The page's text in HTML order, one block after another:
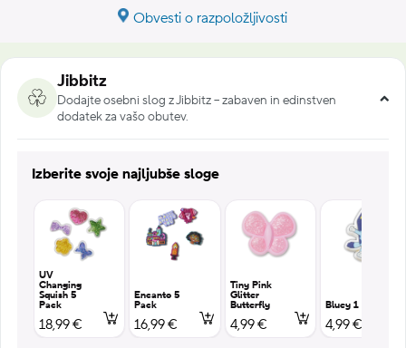
Obvesti o razpoložljivosti
Jibbitz
Dodajte osebni slog z Jibbitz – zabaven in edinstven
dodatek za vašo obutev.
Izberite svoje najljubše sloge
UV
Changing
Squish 5
Pack
18,99 €
Encanto 5
Pack
16,99 €
Tiny Pink
Glitter
Butterfly
4,99 €
Bluey 1
4,99 €